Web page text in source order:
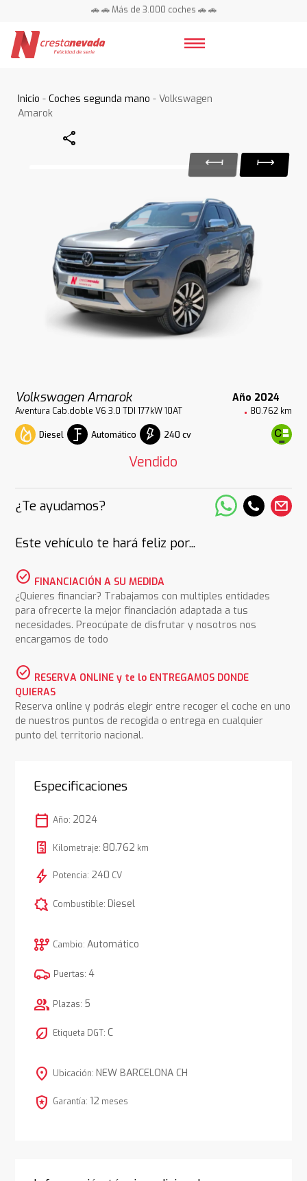
🚗 🚗 Más de 3.000 coches 🚗 🚗
Inicio -Coches segunda mano - Volkswagen
Amarok
Share
Volkswagen Amarok Año 2024
Aventura Cab.doble V6 3.0 TDI 177kW 10AT 80.762 km
Diesel Automático 240 cv
Vendido
¿Te ayudamos?
Este vehículo te hará feliz por...
check_circle FINANCIACIÓN A SU MEDIDA
¿Quieres financiar? Trabajamos con multiples entidades
para ofrecerte la mejor financiación adaptada a tus
necesidades. Preocúpate de disfrutar y nosotros nos
encargamos de todo
check_circle RESERVA ONLINE y te lo ENTREGAMOS DONDE
QUIERAS
Reserva online y podrás elegir entre recoger el coche en uno
de nuestros puntos de recogida o entrega en cualquier
punto del territorio nacional.
Especificaciones
calendar_today Año: 2024
Kilometraje: 80.762 km
bolt Potencia: 240 CV
comic_bubble Combustible: Diesel
auto_transmission Cambio: Automático
Puertas: 4
group Plazas: 5
nest_eco_leaf Etiqueta DGT: C
location_on Ubicación: NEW BARCELONA CH
local_police Garantía: 12 meses